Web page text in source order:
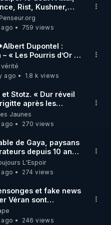
rdlr_thierrycasasnovas/
RGNR (stages,
SUR ODYSEE
sont aussi sur la
Rist, Kushner,
sacrifices
à Madagascar
759 views
Dupontel :
« Les Pourris d’Or »
ago
1.8 k views
et Stotz. « Dur réveil
après les
européennes ».
Jaunes
270 views
de Gaya, paysans
depuis 10 ans
L'Espoir
274 views
et fake news
Véran sont
légendaires.
246 views